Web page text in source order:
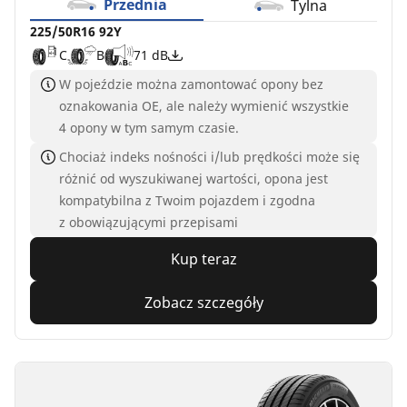
Przednia Tylna
225/50R16 92Y
C
B 71 dB
W pojeździe można zamontować opony bez
oznakowania OE, ale należy wymienić wszystkie
4 opony w tym samym czasie.
Chociaż indeks nośności i/lub prędkości może się
różnić od wyszukiwanej wartości, opona jest
kompatybilna z Twoim pojazdem i zgodna
z obowiązującymi przepisami
Kup teraz
Zobacz szczegóły